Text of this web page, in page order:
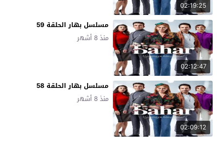
02:19:25
02:12:47
مسلسل بهار الحلقة 59
منذ 8 أشهر
02:09:12
مسلسل بهار الحلقة 58
منذ 8 أشهر